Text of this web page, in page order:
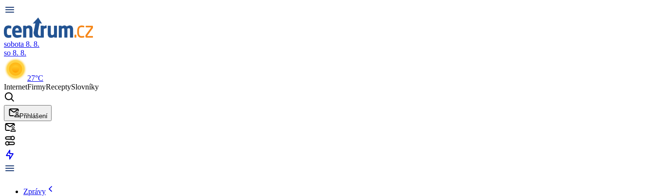
sobota 8. 8.
so 8. 8.
27°C
InternetFirmyReceptySlovníky
Přihlášení
Zprávy